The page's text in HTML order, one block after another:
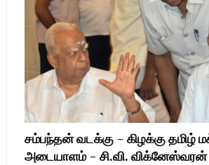
சம்பந்தன் வடக்கு - கிழக்கு தமிழ்
அடையாளம் - சி.வி. விக்னேஸ்வரன்